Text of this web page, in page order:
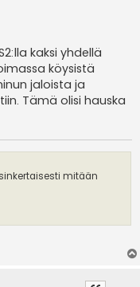
kaksi yhdellä
köysistä
jaloista ja
Tämä olisi hauska
mitään